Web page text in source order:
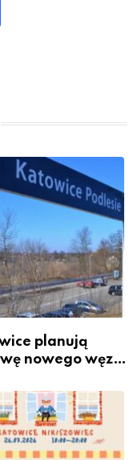
planują
nowego węzła